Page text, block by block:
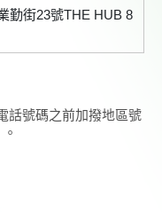
勤街23號THE HUB 8
話號碼之前加撥地區號